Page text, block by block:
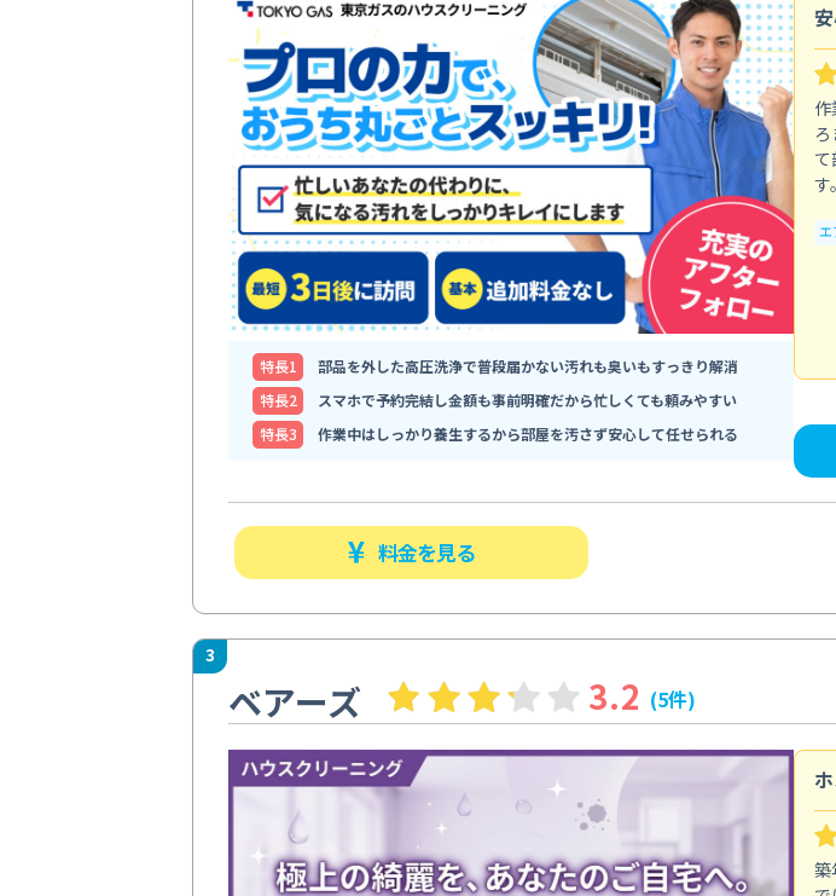
特⻑1
部品を外した高圧洗浄で普段届かない汚れも臭いもすっきり解消
特⻑2
スマホで予約完結し金額も事前明確だから忙しくても頼みやすい
特⻑3
作業中はしっかり養生するから部屋を汚さず安心して任せられる
す。
料金を見る
3
ベアーズ 3.2 (5件)
築